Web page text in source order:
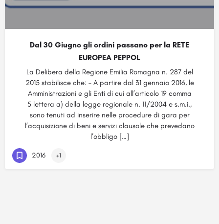
Dal 30 Giugno gli ordini passano per la RETE
EUROPEA PEPPOL
La Delibera della Regione Emilia Romagna n. 287 del
2015 stabilisce che: – A partire dal 31 gennaio 2016, le
Amministrazioni e gli Enti di cui all’articolo 19 comma
5 lettera a) della legge regionale n. 11/2004 e s.m.i.,
sono tenuti ad inserire nelle procedure di gara per
l’acquisizione di beni e servizi clausole che prevedano
l’obbligo […]
2016 +1